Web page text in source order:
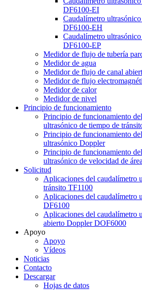
DF6100-EI
Caudalímetro
DF6100-EH
Caudalímetro
DF6100-EP
Medidor de flujo de tubería
Medidor de agua
Medidor de flujo de canal
Medidor de flujo
Medidor de calor
Medidor de nivel
Principio de funcionamiento
Principio de funcionamiento
ultrasónico de tiempo de
Principio de funcionamiento
ultrasónico Doppler
Principio de funcionamiento
ultrasónico de velocidad de área
Solicitud
Aplicaciones del caudalímetro
tránsito TF1100
Aplicaciones del caudalímetro
DF6100
Aplicaciones del caudalímetro
abierto Doppler DOF6000
Apoyo
Apoyo
Vídeos
Noticias
Contacto
Descargar
Hojas de datos